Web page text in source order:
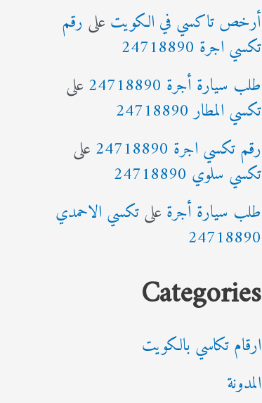
أرخص تاكسي في الكويت على رقم
تكسي اجرة 24718890
طلب سيارة أجرة 24718890
على
تكسي المطار 24718890
رقم تكسي اجرة 24718890
على
تكسي سلوي 24718890
طلب سيارة أجرة علىتكسي الاحمدي
24718890
Categories
ارقام تكاسي بالكويت
المدونة